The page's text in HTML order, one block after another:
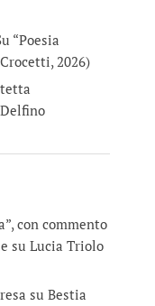
“Poesia
2026)
con commento
su Lucia Triolo
su Bestia